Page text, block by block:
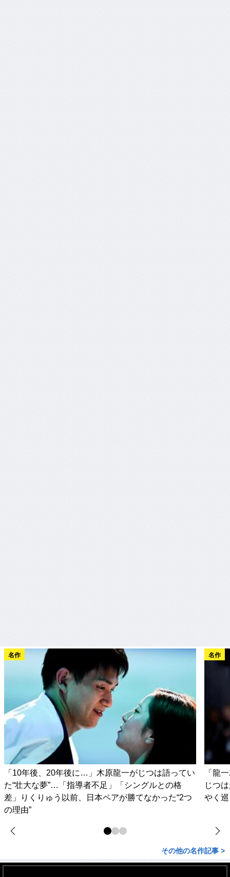
名作
「10年後、20年後に…」木原龍一がじつは語ってい
た“壮大な夢”…「指導者不足」「シングルとの格
差」りくりゅう以前、日本ペアが勝てなかった“2つ
の理由”
名作
「龍
じつ
やく
その他の名作記事 >